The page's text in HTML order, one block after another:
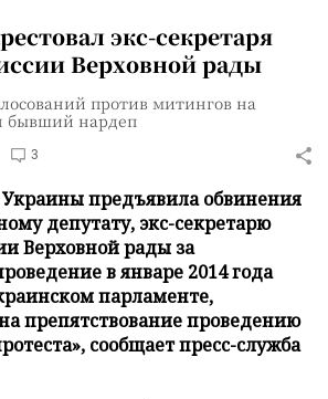
экс-секретаря
Верховной рады
против митингов на
бывший нардеп
3
предъявила обвинения
депутату, экс-секретарю
Верховной рады за
в январе 2014 года
парламенте,
препятствование проведению
сообщает пресс-служба